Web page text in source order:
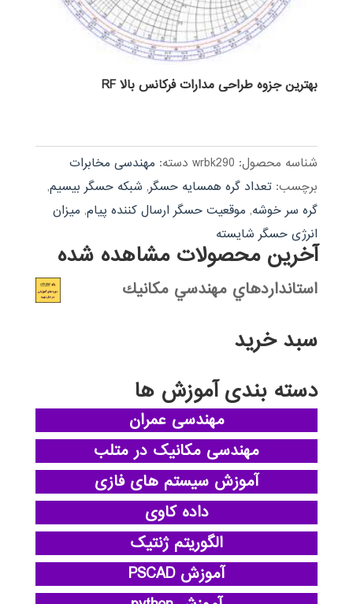
بهترین جزوه طراحی مدارات فرکانس بالا RF
شناسه محصول: wrbk290 دسته: مهندسی مخابرات
برچسب: تعداد گره همسایه حسگر, شبکه حسگر بیسیم,
گره سر خوشه, موقعیت حسگر ارسال کننده پیام, میزان
انرژی حسگر شایسته
آخرین محصولات مشاهده شده
استانداردهاي مهندسي مكانيك
سبد خرید
دسته بندی آموزش ها
مهندسی عمران
مهندسی مکانیک در متلب
آموزش سیستم های فازی
داده کاوی
الگوریتم ژنتیک
آموزش PSCAD